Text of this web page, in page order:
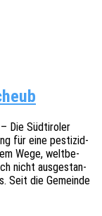
– Die Südti­ro­ler
für eine pesti­zid­
Wege, welt­be­
nicht ausge­stan­
Seit die Gemein­de